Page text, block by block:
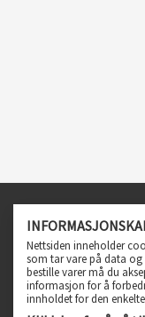
Nettsiden inneholder
som tar vare på data
bestille varer må du
informasjon for å
innholdet for den